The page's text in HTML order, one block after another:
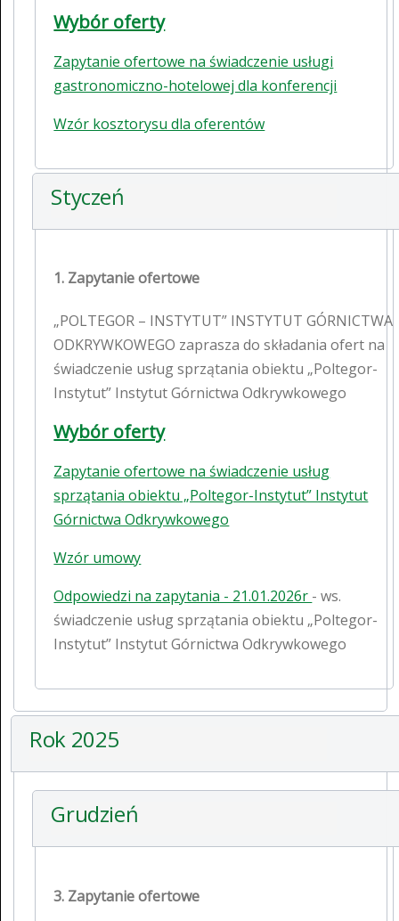
Wybór oferty
Zapytanie ofertowe na świadczenie usługi
gastronomiczno-hotelowej dla konferencji
Wzór kosztorysu dla oferentów
Styczeń
1. Zapytanie ofertowe
„POLTEGOR – INSTYTUT” INSTYTUT GÓRNICTWA
ODKRYWKOWEGO zaprasza do składania ofert na
świadczenie usług sprzątania obiektu „Poltegor-
Instytut” Instytut Górnictwa Odkrywkowego
Wybór oferty
Zapytanie ofertowe na świadczenie usług
sprzątania obiektu „Poltegor-Instytut” Instytut
Górnictwa Odkrywkowego
Wzór umowy
Odpowiedzi na zapytania - 21.01.2026r - ws.
świadczenie usług sprzątania obiektu „Poltegor-
Instytut” Instytut Górnictwa Odkrywkowego
Rok 2025
Grudzień
3. Zapytanie ofertowe